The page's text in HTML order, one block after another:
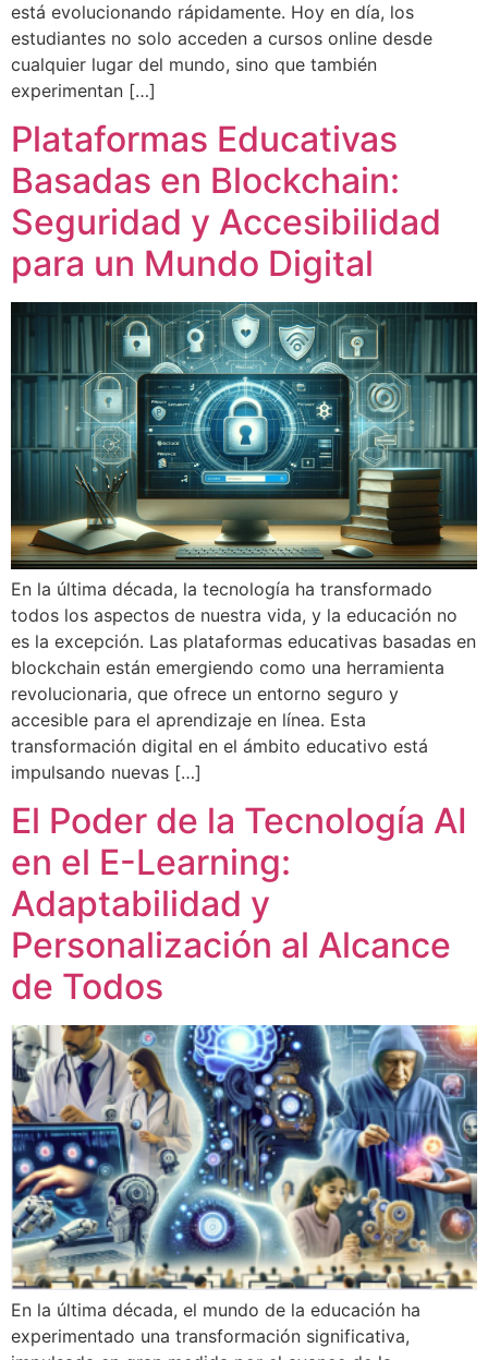
está evolucionando rápidamente. Hoy en día, los
estudiantes no solo acceden a cursos online desde
cualquier lugar del mundo, sino que también
experimentan […]
Plataformas Educativas
Basadas en Blockchain:
Seguridad y Accesibilidad
para un Mundo Digital
En la última década, la tecnología ha transformado
todos los aspectos de nuestra vida, y la educación no
es la excepción. Las plataformas educativas basadas en
blockchain están emergiendo como una herramienta
revolucionaria, que ofrece un entorno seguro y
accesible para el aprendizaje en línea. Esta
transformación digital en el ámbito educativo está
impulsando nuevas […]
El Poder de la Tecnología AI
en el E-Learning:
Adaptabilidad y
Personalización al Alcance
de Todos
En la última década, el mundo de la educación ha
experimentado una transformación significativa,